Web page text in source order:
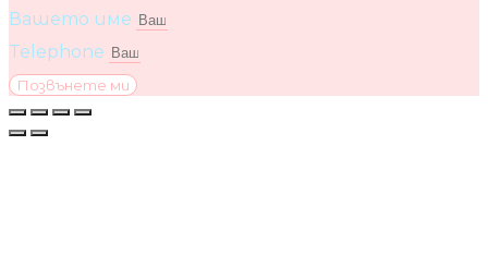
Вашето име
Telephone
Позвънете ми